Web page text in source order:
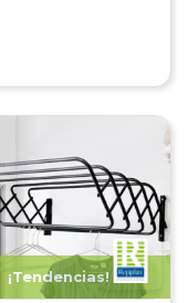
¡Tendencias!